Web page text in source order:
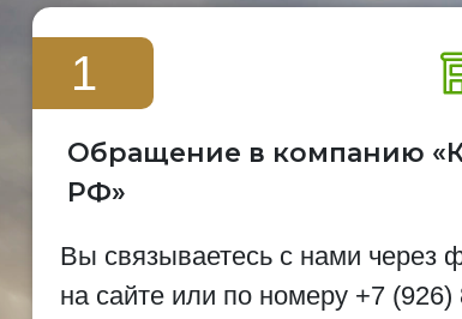
1
Обращение в компанию
РФ»
Вы связываетесь с нами через
на сайте или по номеру +7 (926)